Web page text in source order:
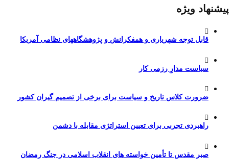
پیشنهاد ویژه
قابل توجه شهریاری و همفکرانش و پژوهشگاههای نظامی آمریکا
سیاست مدارِ رزمی کار
ضرورت کلاس تاریخ و سیاست برای برخی از تصمیم گیران کشور
راهبردی تجربی برای تعیین استراتژی مقابله با دشمن
صبر مقدس تا تأمین خواسته های انقلاب اسلامی در جنگ رمضان